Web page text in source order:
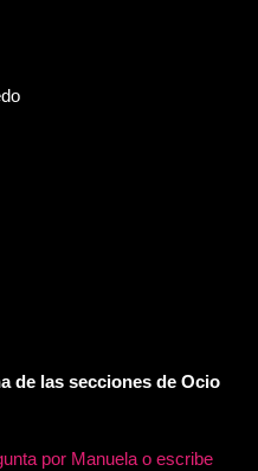
de las secciones de Ocio
por Manuela o escribe